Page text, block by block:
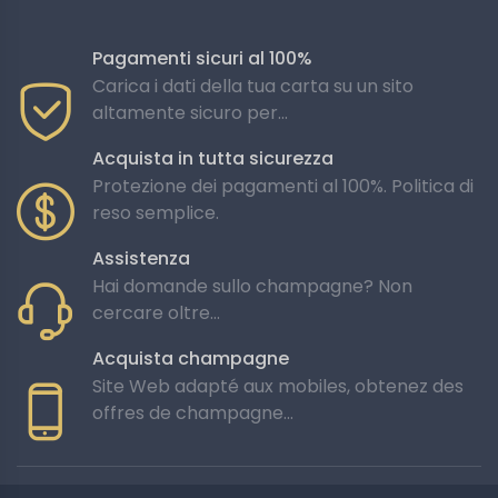
D: Come avviene il processo di invecchiamento dello
champagne?
R: Gli champagne beneficiano dell'invecchiamento in
cantina, una fase cruciale in cui le annate sviluppano
gradualmente i loro aromi sottili e delicati, offrendo così
un'esperienza di gusto incomparabile.
D: È possibile visitare le cantine Bonnet-Gilmert?
R: Sì, l'enologo dello champagne accoglie i visitatori per
autentiche esperienze di degustazione e visite guidate
alle sue cantine, offrendo uno sguardo unico sul
processo di produzione.
Pagamenti sicuri al 100%
Carica i dati della tua carta su un sito
altamente sicuro per...
Acquista in tutta sicurezza
Protezione dei pagamenti al 100%. Politica di
reso semplice.
Assistenza
Hai domande sullo champagne? Non
cercare oltre...
Acquista champagne
Site Web adapté aux mobiles, obtenez des
offres de champagne...